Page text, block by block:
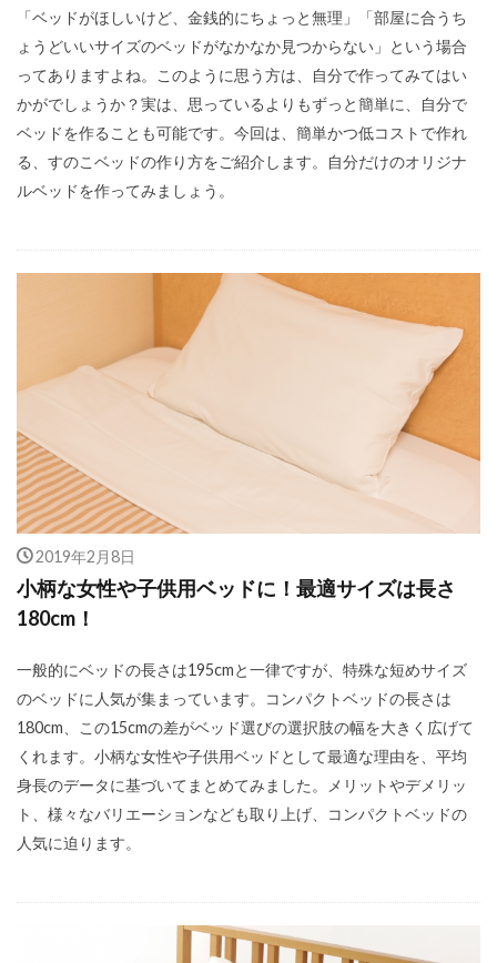
「ベッドがほしいけど、金銭的にちょっと無理」「部屋に合うち
ょうどいいサイズのベッドがなかなか見つからない」という場合
ってありますよね。このように思う方は、自分で作ってみてはい
かがでしょうか？実は、思っているよりもずっと簡単に、自分で
ベッドを作ることも可能です。今回は、簡単かつ低コストで作れ
る、すのこベッドの作り方をご紹介します。自分だけのオリジナ
ルベッドを作ってみましょう。
2019年2月8日
小柄な女性や子供用ベッドに！最適サイズは長さ
180cm！
一般的にベッドの長さは195cmと一律ですが、特殊な短めサイズ
のベッドに人気が集まっています。コンパクトベッドの長さは
180cm、この15cmの差がベッド選びの選択肢の幅を大きく広げて
くれます。小柄な女性や子供用ベッドとして最適な理由を、平均
身長のデータに基づいてまとめてみました。メリットやデメリッ
ト、様々なバリエーションなども取り上げ、コンパクトベッドの
人気に迫ります。